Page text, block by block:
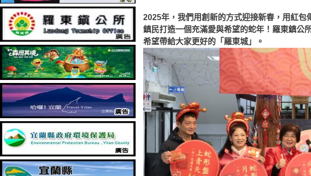
2025年，我們用創新的方式迎接新春，用紅
鎮民打造一個充滿愛與希望的蛇年！羅東鎮公
希望帶給大家更好的「羅東城」。